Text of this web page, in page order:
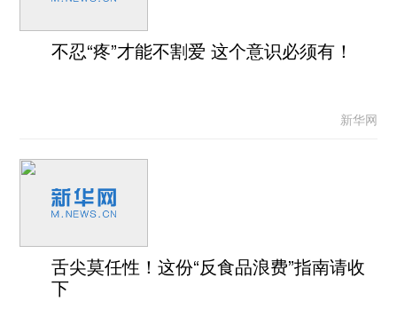
不忍“疼”才能不割爱 这个意识必须有！
新华网
舌尖莫任性！这份“反食品浪费”指南请收
下